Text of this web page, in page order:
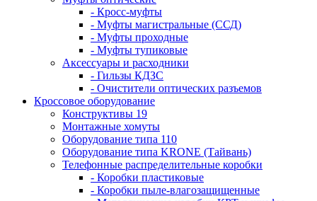
- Кросс-муфты
- Муфты магистральные (ССД)
- Муфты проходные
- Муфты тупиковые
Аксессуары и расходники
- Гильзы КДЗС
- Очистители оптических разъемов
Кроссовое оборудование
Конструктивы 19
Монтажные хомуты
Оборудование типа 110
Оборудование типа KRONE (Тайвань)
Телефонные распределительные коробки
- Коробки пластиковые
- Коробки пыле-влагозащищенные